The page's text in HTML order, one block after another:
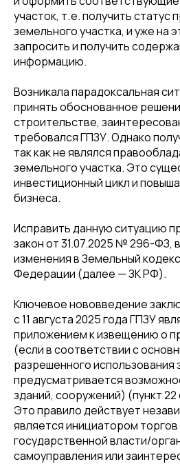
участок, т. е. получить статус
земельного участка, и уже на
запросить и получить
информацию.
Возникала парадоксальная
принять обоснованное
строительстве,
требовался ГПЗУ. Однако
так как не являлся
земельного участка. Это
инвестиционный цикл и
бизнеса.
Исправить данную ситуацию
закон от 31.07.2025 № 296-ФЗ,
изменения в Земельный
Федерации (далее — ЗК РФ).
Ключевое нововведение
с 11 августа 2025 года ГПЗУ
приложением к извещению о
(если в соответствии с
разрешенного использования
предусматривается
зданий, сооружений) (пункт 22
Это правило действует
является инициатором
государственной власти/
самоуправления или